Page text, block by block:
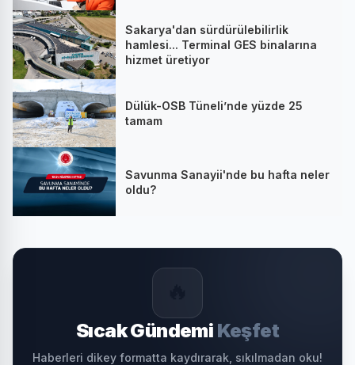
Sakarya'dan sürdürülebilirlik
hamlesi... Terminal GES binalarına
hizmet üretiyor
Dülük-OSB Tüneli’nde yüzde 25
tamam
Savunma Sanayii'nde bu hafta neler
oldu?
Sıcak Gündemi Keşfet
Haberleri dikey formatta kaydırarak, sıkılmadan oku!